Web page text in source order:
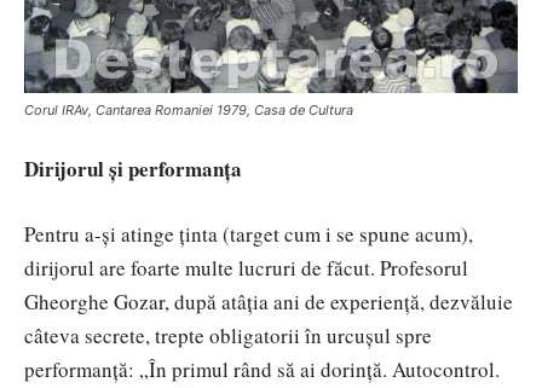
Corul IRAv, Cantarea Romaniei 1979, Casa de Cultura
Dirijorul și performanța
Pentru a-și atinge ținta (target cum i se spune acum),
dirijorul are foarte multe lucruri de făcut. Profesorul
Gheorghe Gozar, după atâția ani de experiență, dezvăluie
câteva secrete, trepte obligatorii în urcușul spre
performanță: „În primul rând să ai dorință. Autocontrol.